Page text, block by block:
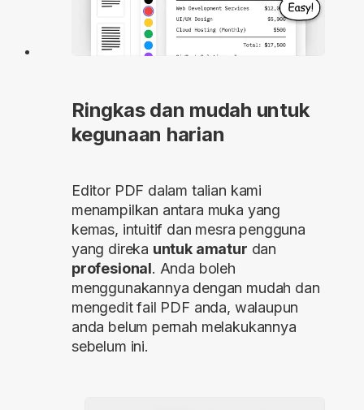
Ringkas dan mudah untuk
kegunaan harian
Editor PDF dalam talian kami
menampilkan antara muka yang
kemas, intuitif dan mesra pengguna
yang direka untuk amatur dan
profesional. Anda boleh
menggunakannya dengan mudah dan
mengedit fail PDF anda, walaupun
anda belum pernah melakukannya
sebelum ini.